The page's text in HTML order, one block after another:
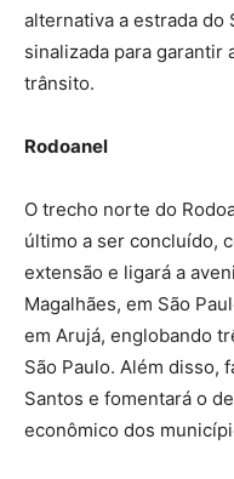
alternativa a estrada do
sinalizada para garantir
trânsito.
Rodoanel
O trecho norte do
último a ser concluído,
extensão e ligará a
Magalhães, em São
em Arujá, englobando
São Paulo. Além disso,
Santos e fomentará o
econômico dos